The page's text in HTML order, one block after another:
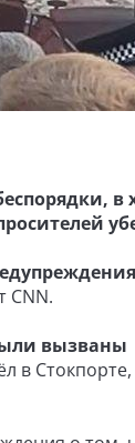
в
CNN.
вызваны
в Стокпорте,